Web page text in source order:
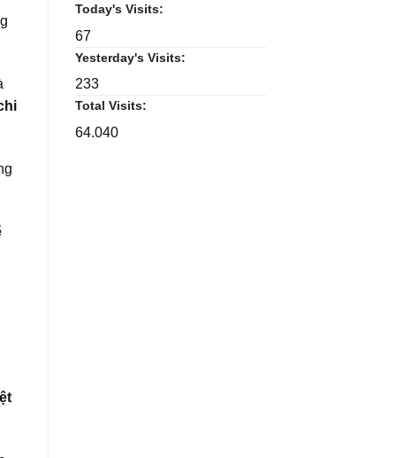
Today's Visits:
67
Yesterday's Visits:
233
Total Visits:
64.040